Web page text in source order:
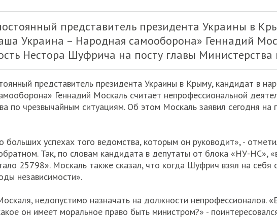
представитель президента Украины в
Украина – Народная самооборона» Геннадий
Нестора Шуфрича на посту главы
представитель президента Украины в Крыму, кандидат в
Геннадий Москаль считает непрофессиональной
по чрезвычайным ситуациям. Об этом Москаль заявил сегодня
больших успехах того ведомства, которым он руководит», -
Так, по словам кандидата в депутаты от блока «НУ-НС»,
25798». Москаль также сказал, что когда Шуфрич взял на
независимости».
недопустимо назначать на должности
он имеет моральное право быть министром?» -